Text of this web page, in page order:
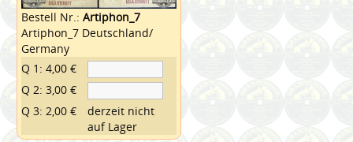
Bestell Nr.:Artiphon_7
Artiphon_7 Deutschland/
Germany
Q 1: 4,00 €
Q 2: 3,00 €
Q 3: 2,00 €
derzeit nicht
auf Lager